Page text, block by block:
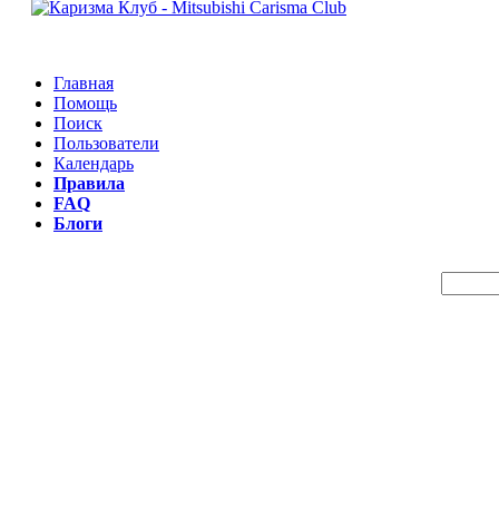
Главная
Помощь
Поиск
Пользователи
Календарь
Правила
FAQ
Блоги